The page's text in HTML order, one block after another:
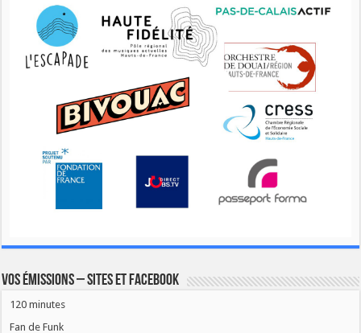
Vos émissions – Sites et Facebook
120 minutes
Fan de Funk